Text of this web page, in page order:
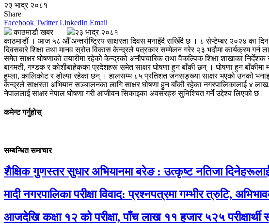
२३ भाद्र २०८१
Share
Facebook Twitter LinkedIn Email
काठमाडौं खबर
२३ भाद्र २०८१
काठमाडौं । आज ५८ औँ अन्तर्राष्ट्रिय साक्षरता दिवस मनाइँदै राखिँदै छ । ८ सेप्टेम्बर २०२४ का
दिवसबारे शिक्षा तथा मानव स्रोत विकास केन्द्रले पत्रकार सम्मेलन गरेर २३ भदौमा कार्यक्रम
समेत साक्षर घोषणाको तयारीमा रहेको केन्द्रको अनौपचारिक तथा वैकल्पिक शिक्षा शाखाका
बागमती, गण्डक र कोशीबाहेकका प्रदेशहरू समेत साक्षर घोषणा हुन बाँकी छन् । घोषणा हुन बाँकीमा
हुम्ला, कालिकोट र डोल्पा रहेका छन् । हालसम्म ८५ प्रतिशत जनसङ्ख्या साक्षर भएको उनको
केन्द्रले साक्षरता अभियान सञ्चालनका लागि साक्षर घोषणा हुन बाँकी रहेका नगरपालिकालाई ४
नेपाललाई साक्षर नेपाल घोषणा गरी आजीवन सिकाइका अवसरहरु सुनिश्चित गर्ने उद्देश्य लिएको छ।
कमेन्ट गर्नुहोस्
सम्बन्धित समाचार
शैक्षिक गुणस्तर सुधार अभियानमा बरेङ : उत्कृष्ट नतिजा
मादी नगरपालिका परीक्षा विवाद: प्रश्नपत्रमा गम्भीर त्रुटि,
आजदेखि कक्षा १२ को परीक्षा, पाँच लाख ११ हजार ५२५ परीक्षार्थी